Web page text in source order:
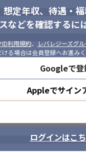
想定年収、待遇・福
などを確認するに
ID利用規約、 レバレジーズグ
る場合は会員登録へお進みく
Googleで登
Appleでサイン
ログインはこ